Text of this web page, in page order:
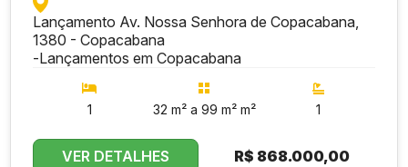
Lançamento Av. Nossa Senhora de Copacabana,
1380 - Copacabana
-Lançamentos em Copacabana
1 32 m² a 99 m² m² 1
VER DETALHES R$ 868.000,00